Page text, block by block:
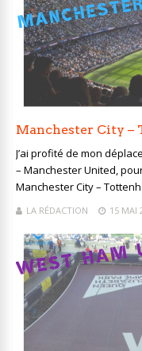
Manchester City –
J’ai profité de mon
– Manchester United,
Manchester City –
LA RÉDACTION 15 MAI